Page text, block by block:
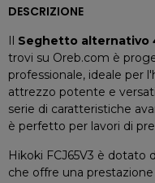
DESCRIZIONE
Il Seghetto alternativo
trovi su Oreb.com è
professionale, ideale per
attrezzo potente e
serie di caratteristiche
è perfetto per lavori di
Hikoki FCJ65V3 è dotato
che offre una